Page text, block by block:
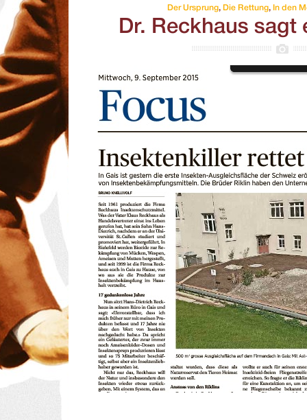
Der Ursprung, Die Rettung, In den
Dr. Reckhaus sagt